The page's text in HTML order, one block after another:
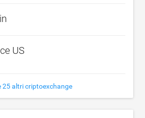
US
25 altri criptoexchange